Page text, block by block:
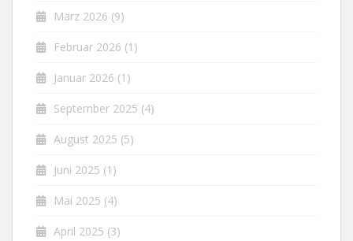
März 2026 (9)
Februar 2026 (1)
Januar 2026 (1)
September 2025 (4)
August 2025 (5)
Juni 2025 (1)
Mai 2025 (4)
April 2025 (3)